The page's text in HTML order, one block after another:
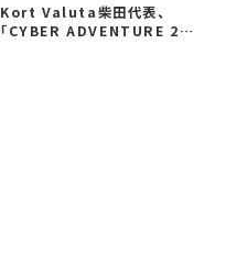
Kort Valuta柴田代表、
「CYBER ADVENTURE 2…